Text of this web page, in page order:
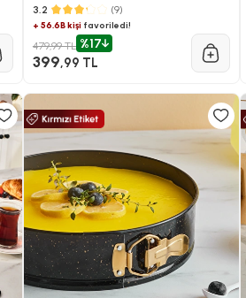
3.2 (9)
+ 56.6B kişifavoriledi!
479,99 TL %17
399,99 TL